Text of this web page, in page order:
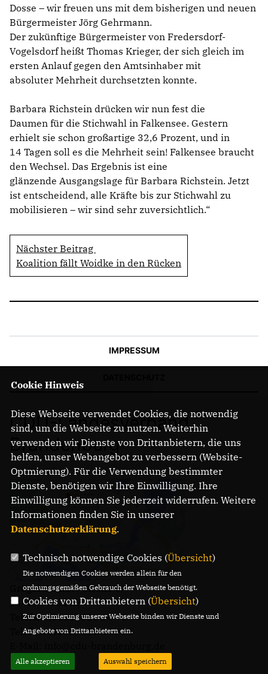
Dosse – wir freuen uns mit dem bisherigen und neuen
Bürgermeister Jörg Gehrmann.
Der zukünftige Bürgermeister von Fredersdorf-
Vogelsdorf heißt Thomas Krieger, der sich gleich im
ersten Anlauf gegen den Amtsinhaber mit
absoluter Mehrheit durchsetzten konnte.
Barbara Richstein drücken wir nun fest die
Daumen für die Stichwahl in Falkensee. Gestern
erhielt sie schon großartige 32,6 Prozent, und in
14 Tagen soll es die Mehrheit sein! Falkensee braucht
den Wechsel. Das Ergebnis ist eine
glänzende Ausgangslage für Barbara Richstein. Jetzt
ist entscheidend, alle Kräfte bis zur Stichwahl zu
mobilisieren – wir sind sehr zuversichtlich.“
Nächster Beitrag
Koalition fällt Woidke in den Rücken
IMPRESSUM
CDU-Landesverband
Brandenburg
Gregor-Mendel-Straße 3
14469 Potsdam
Telefon: (0331) 620 14 - 0
Telefax: (0331) 620 14 - 14
Cookie Hinweis
Diese Webseite verwendet Cookies, die notwendig
sind, um die Webseite zu nutzen. Weiterhin
verwenden wir Dienste von Drittanbietern, die uns
helfen, unser Webangebot zu verbessern (Website-
Optmierung). Für die Verwendung bestimmter
Dienste, benötigen wir Ihre Einwilligung. Ihre
Einwilligung können Sie jederzeit widerrufen. Weitere
Informationen finden Sie in unserer
Datenschutzerklärung.
Technisch notwendige Cookies (Übersicht)
Die notwendigen Cookies werden allein für den
ordnungsgemäßen Gebrauch der Webseite benötigt.
Cookies von Drittanbietern (Übersicht)
Zur Optimierung unserer Webseite binden wir Dienste und
Angebote von Drittanbietern ein.
Alle akzeptieren Auswahl speichern